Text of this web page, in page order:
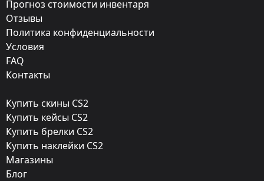
Поношенное
Сайрекс
Finish catalog:
Популярность:
99 %
Прогноз стоимости инвентаря
Отзывы
Политика конфиденциальности
Условия
FAQ
Контакты
Купить скины CS2
Купить кейсы CS2
Купить брелки CS2
Купить наклейки CS2
Магазины
Блог